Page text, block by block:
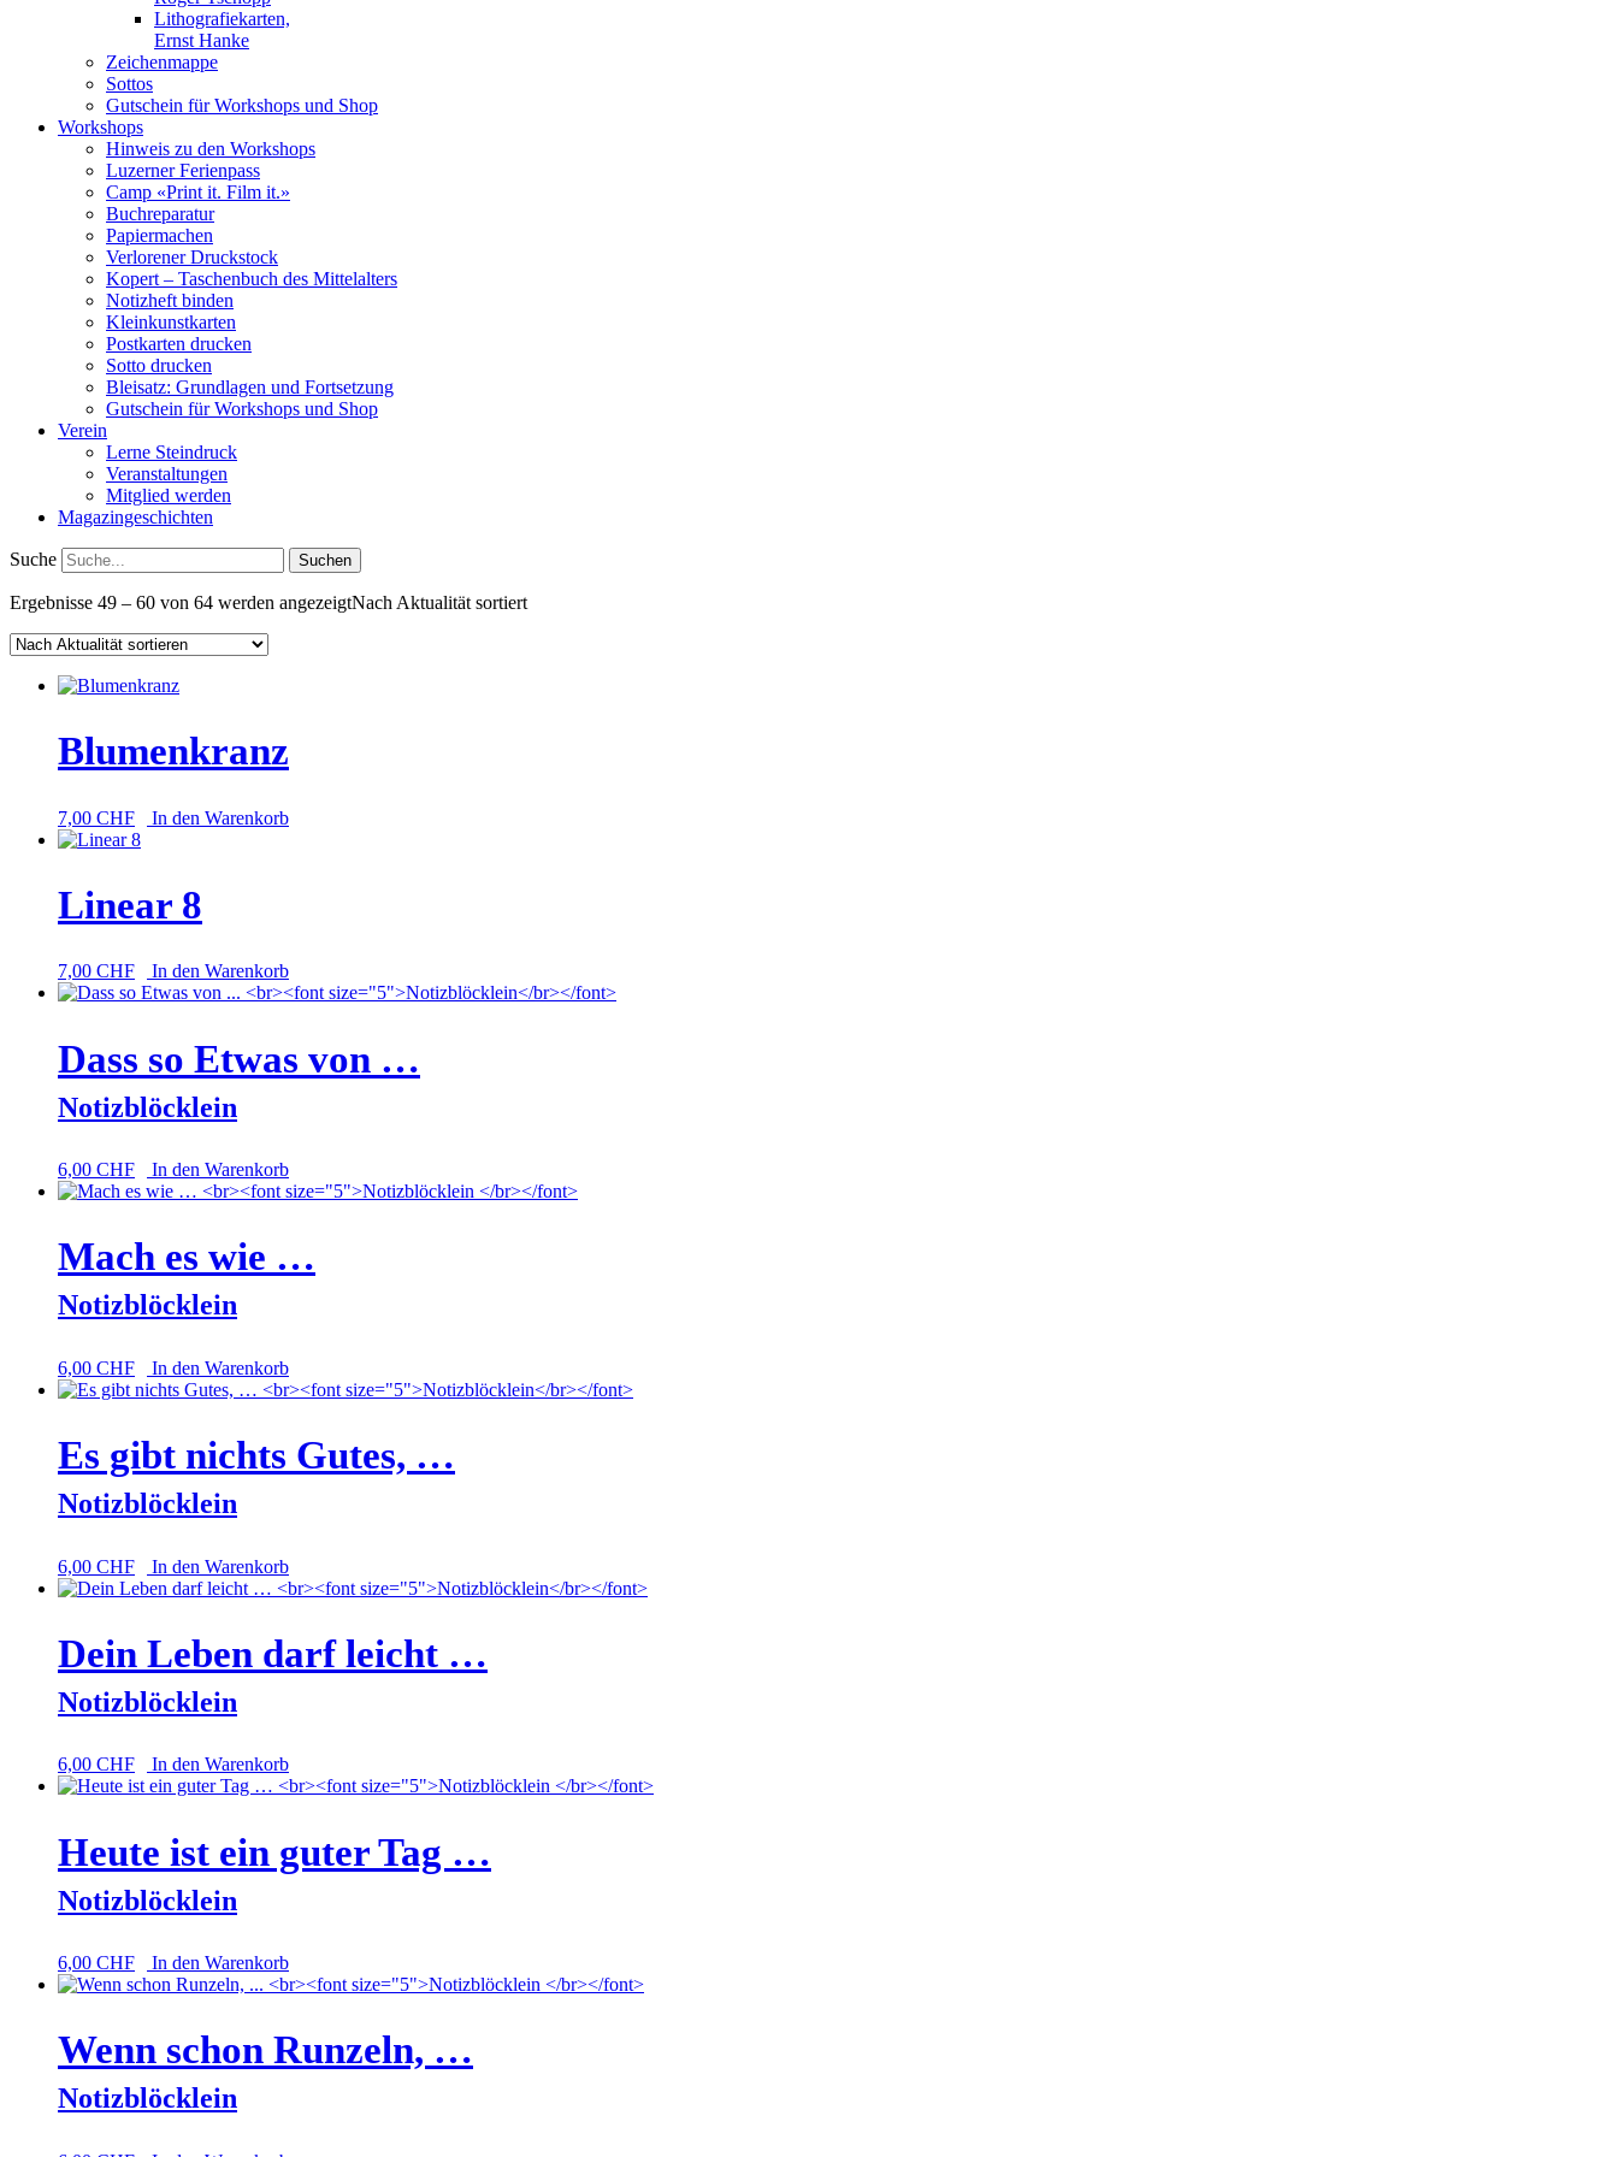
Lithografiekarten,
Ernst Hanke
Zeichenmappe
Sottos
Gutschein für Workshops und Shop
Workshops
Hinweis zu den Workshops
Luzerner Ferienpass
Camp «Print it. Film it.»
Buchreparatur
Papiermachen
Verlorener Druckstock
Kopert – Taschenbuch des Mittelalters
Notizheft binden
Kleinkunstkarten
Postkarten drucken
Sotto drucken
Bleisatz: Grundlagen und Fortsetzung
Gutschein für Workshops und Shop
Verein
Lerne Steindruck
Veranstaltungen
Mitglied werden
Magazingeschichten
Suche
Ergebnisse 49 – 60 von 64 werden angezeigtNach Aktualität sortiert
Blumenkranz
7,00 CHF In den Warenkorb
Linear 8
7,00 CHF In den Warenkorb
Dass so Etwas von …
Notizblöcklein
6,00 CHF In den Warenkorb
Mach es wie …
Notizblöcklein
6,00 CHF In den Warenkorb
Es gibt nichts Gutes, …
Notizblöcklein
6,00 CHF In den Warenkorb
Dein Leben darf leicht …
Notizblöcklein
6,00 CHF In den Warenkorb
Heute ist ein guter Tag …
Notizblöcklein
6,00 CHF In den Warenkorb
Wenn schon Runzeln, …
Notizblöcklein